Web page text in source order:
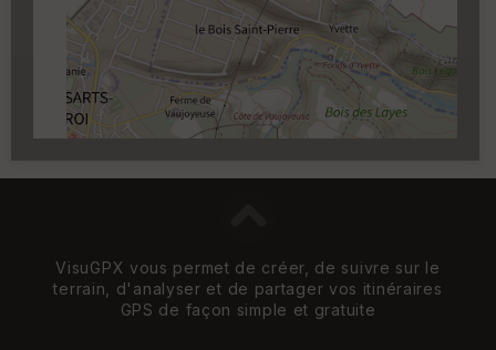
Carroyage UTM
(1km à partir du niveau de
zoom 14)
VisuGPX vous permet de créer, de suivre sur le
terrain, d'analyser et de partager vos itinéraires
GPS de façon simple et gratuite